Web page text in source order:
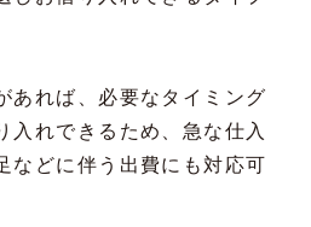
あれば、必要なタイミング
入れできるため、急な仕入
などに伴う出費にも対応可